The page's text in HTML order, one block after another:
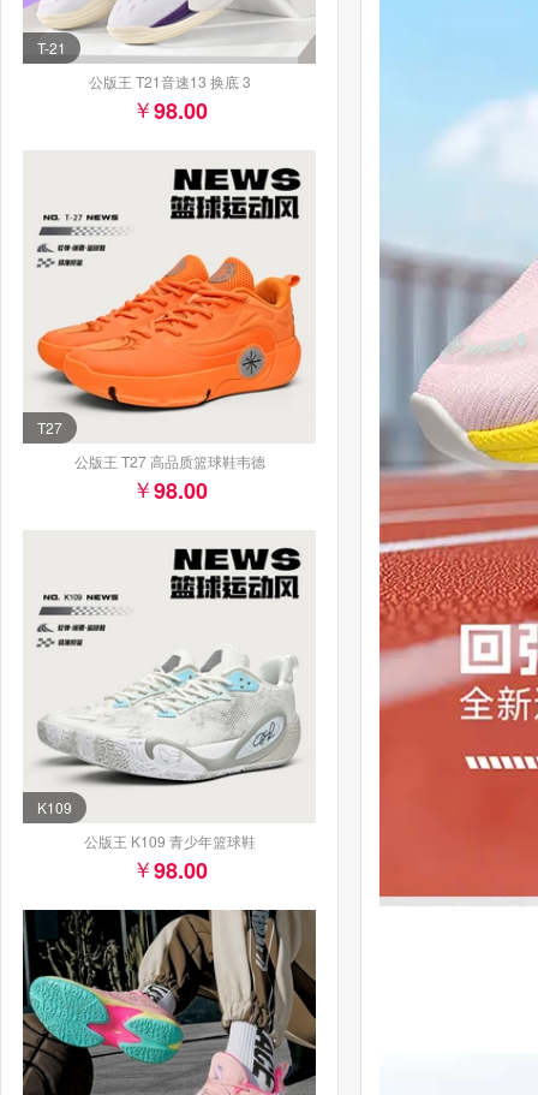
T-21
公版王 T21音速13 换底 3
98.00
T27
公版王 T27 高品质篮球鞋韦德
98.00
K109
公版王 K109 青少年篮球鞋
98.00